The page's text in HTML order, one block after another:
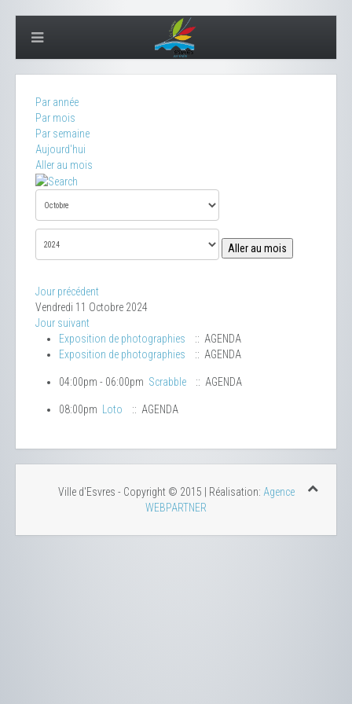
Par année
Par mois
Par semaine
Aujourd'hui
Aller au mois
Aller au mois
Jour précédent
Vendredi 11 Octobre 2024
Jour suivant
Exposition de photographies
:: AGENDA
Exposition de photographies
:: AGENDA
04:00pm - 06:00pm Scrabble :: AGENDA
08:00pm Loto :: AGENDA
Ville d'Esvres - Copyright © 2015 | Réalisation: Agence
WEBPARTNER